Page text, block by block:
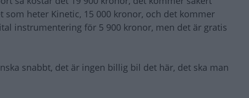
heter Kinetic, 15 000 kronor, och det kommer
instrumentering för 5 900 kronor, men det är gratis
snabbt, det är ingen billig bil det här, det ska man